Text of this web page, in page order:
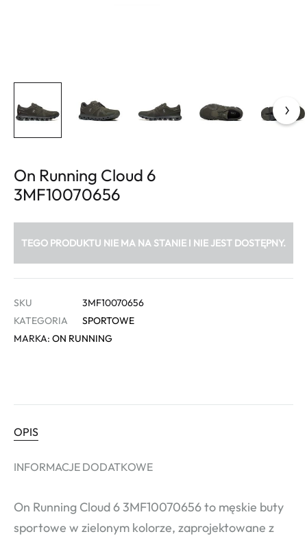
On Running Cloud 6
3MF10070656
TEGO PRODUKTU NIE MA NA STANIE I NIE JEST DOSTĘPNY.
SKU
3MF10070656
KATEGORIA
SPORTOWE
MARKA: ON RUNNING
OPIS
INFORMACJE DODATKOWE
On Running Cloud 6 3MF10070656 to męskie buty
sportowe w zielonym kolorze, zaprojektowane z